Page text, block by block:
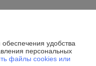
удобства
персональных
файлы cookies или